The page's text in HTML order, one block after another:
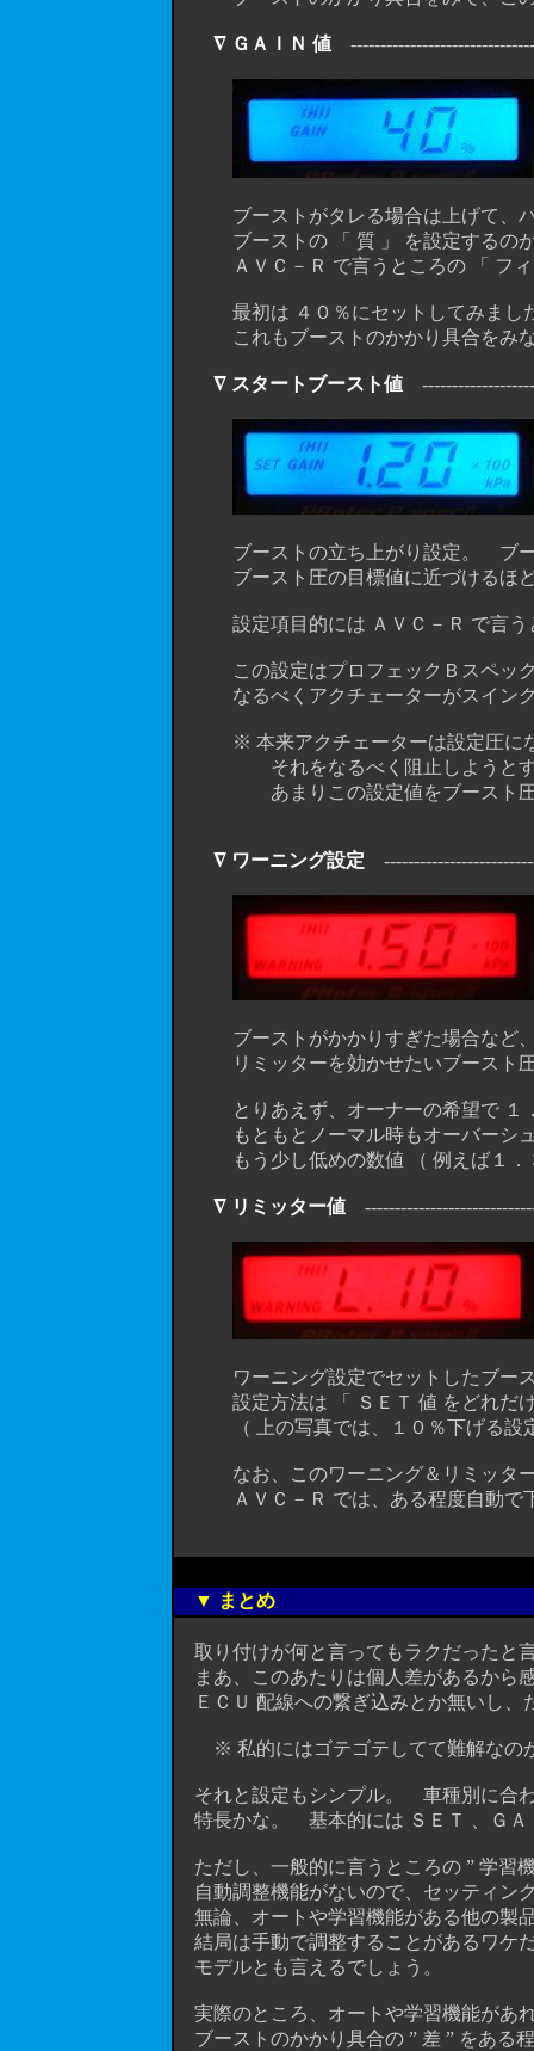
∇ ＧＡＩＮ 値
ブーストがタレる場合は上げて、ハ
ブーストの 「 質 」 を設定するのが
ＡＶＣ－Ｒ で言うところの 「 フィ
最初は ４０％にセットしてみまし
これもブーストのかかり具合をみな
∇ スタートブースト値
ブーストの立ち上がり設定。 ブース
ブースト圧の目標値に近づけるほど
設定項目的には ＡＶＣ－Ｒ で言うと
この設定はプロフェックＢスペック
なるべくアクチェーターがスイング
※ 本来アクチェーターは設定圧にな
それをなるべく阻止しようとする
あまりこの設定値をブースト圧目
∇ ワーニング設定
ブーストがかかりすぎた場合など、
リミッターを効かせたいブースト圧
とりあえず、オーナーの希望で １
もともとノーマル時もオーバーシュ
もう少し低めの数値 （ 例えば１．３
∇ リミッター値
ワーニング設定でセットしたブース
設定方法は 「 ＳＥＴ 値 をどれだけ
（ 上の写真では、１０％下げる設
なお、このワーニング＆リミッター
ＡＶＣ－Ｒ では、ある程度自動で下
▼ まとめ
取り付けが何と言ってもラクだったと
まあ、このあたりは個人差があるから
ＥＣＵ 配線への繋ぎ込みとか無いし、
※ 私的にはゴテゴテしてて難解なのが
それと設定もシンプル。 車種別に合
特長かな。 基本的には ＳＥＴ 、ＧＡ
ただし、一般的に言うところの ” 学習
自動調整機能がないので、セッティン
無論、オートや学習機能がある他の製
結局は手動で調整することがあるワケ
モデルとも言えるでしょう。
実際のところ、オートや学習機能があ
ブーストのかかり具合の ” 差 ” をある